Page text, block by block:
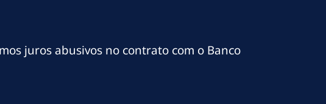
juros abusivos no contrato com o Banco